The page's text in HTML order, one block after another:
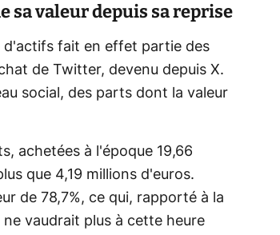
sa valeur depuis sa reprise
d'actifs fait en effet partie des
de Twitter, devenu depuis X.
social, des parts dont la valeur
achetées à l'époque 19,66
que 4,19 millions d'euros.
de 78,7%, ce qui, rapporté à la
vaudrait plus à cette heure